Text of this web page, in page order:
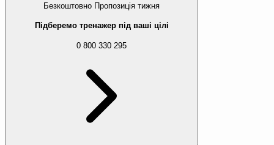
Безкоштовно Пропозиція тижня
Підберемо тренажер під ваші цілі
0 800 330 295